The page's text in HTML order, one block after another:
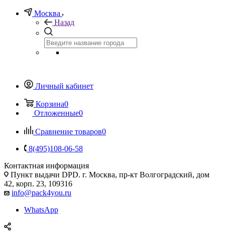
Москва
Назад
Личный кабинет
Корзина0
Отложенные0
Сравнение товаров0
8(495)108-06-58
Контактная информация
Пункт выдачи DPD. г. Москва, пр-кт Волгоградский, дом
42, корп. 23, 109316
info@pack4you.ru
WhatsApp